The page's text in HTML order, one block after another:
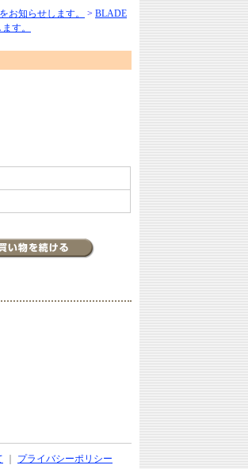
お知らせします。 > BLADE
す。
プライバシーポリシー